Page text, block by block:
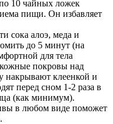
10 чайных ложек
пищи. Он избавляет
сока алоэ, меда и
до 5 минут (на
для тела
покровы над
накрывают клеенкой и
перед сном 1-2 раза в
(как минимум).
в любом виде поможет